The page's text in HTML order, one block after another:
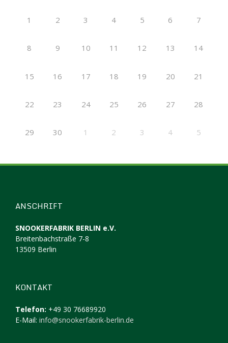
1 2 3 4 5 6 7
8 9 10 11 12 13 14
15 16 17 18 19 20 21
22 23 24 25 26 27 28
29 30 1 2 3 4 5
ANSCHRIFT
SNOOKERFABRIK BERLIN e.V.
Breitenbachstraße 7-8
13509 Berlin
KONTAKT
Telefon: +49 30 76689920
E-Mail: info@snookerfabrik-berlin.de